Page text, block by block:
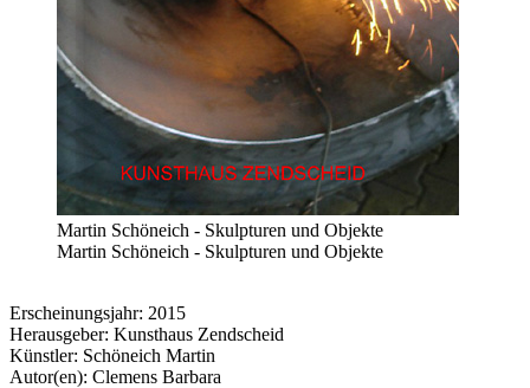
Martin Schöneich - Skulpturen und Objekte
Martin Schöneich - Skulpturen und Objekte
Erscheinungsjahr: 2015
Herausgeber: Kunsthaus Zendscheid
Künstler: Schöneich Martin
Autor(en): Clemens Barbara